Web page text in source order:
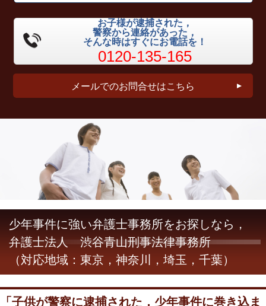
お子様が逮捕された，
警察から連絡があった，
そんな時はすぐにお電話を！
0120-135-165
メールでのお問合せはこちら
少年事件に強い弁護士事務所をお探しなら，
弁護士法人 渋谷青山刑事法律事務所
（対応地域：東京，神奈川，埼玉，千葉）
「子供が警察に逮捕された，少年事件に巻き込ま